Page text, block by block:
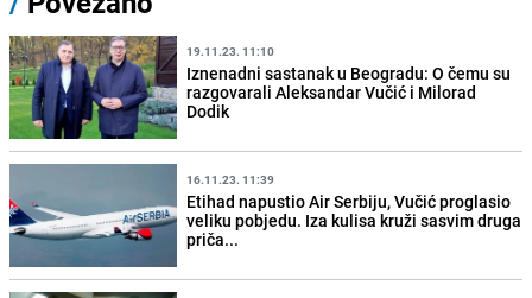
19.11.23. 11:10
Iznenadni sastanak u Beogradu: O čemu su
razgovarali Aleksandar Vučić i Milorad
Dodik
16.11.23. 11:39
Etihad napustio Air Serbiju, Vučić proglasio
veliku pobjedu. Iza kulisa kruži sasvim druga
priča...